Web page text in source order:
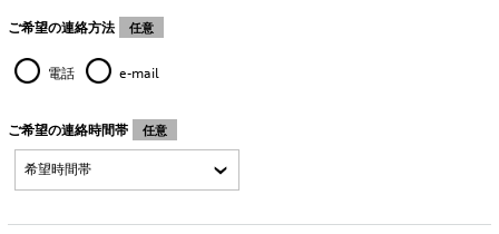
ご希望の連絡方法 任意
電話 e-mail
ご希望の連絡時間帯 任意